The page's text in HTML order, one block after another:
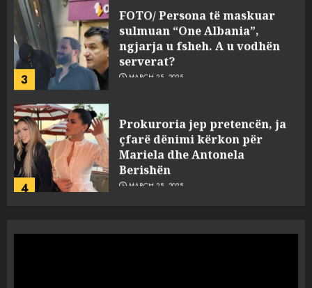
3
FOTO/ Persona të maskuar
sulmuan “One Albania”,
ngjarja u fsheh. A u vodhën
serverat?
4
Prokuroria jep pretencën, ja
çfarë dënimi kërkon për
Mariela dhe Antonela
Berishën